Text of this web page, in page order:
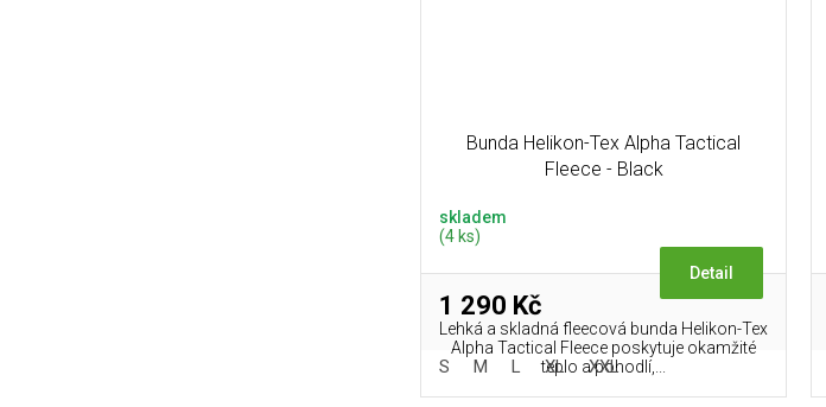
Bunda Helikon-Tex Alpha Tactical
Fleece - Black
skladem
(4 ks)
1 290 Kč
Detail
Lehká a skladná fleecová bunda Helikon-Tex
Alpha Tactical Fleece poskytuje okamžité
teplo a pohodlí,...
S M L XL XXL